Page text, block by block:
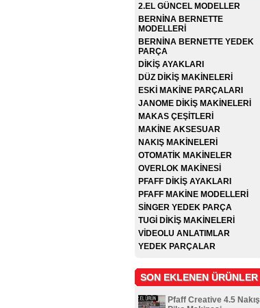
2.EL GÜNCEL MODELLER
BERNİNA BERNETTE
MODELLERİ
BERNİNA BERNETTE YEDEK
PARÇA
DİKİŞ AYAKLARI
DÜZ DİKİŞ MAKİNELERİ
ESKİ MAKİNE PARÇALARI
JANOME DİKİŞ MAKİNELERİ
MAKAS ÇEŞİTLERİ
MAKİNE AKSESUAR
NAKIŞ MAKİNELERİ
OTOMATİK MAKİNELER
OVERLOK MAKİNESİ
PFAFF DİKİŞ AYAKLARI
PFAFF MAKİNE MODELLERİ
SİNGER YEDEK PARÇA
TUGİ DİKİŞ MAKİNELERİ
VİDEOLU ANLATIMLAR
YEDEK PARÇALAR
SON EKLENEN ÜRÜNLER
Pfaff Creative 4.5 Nakış